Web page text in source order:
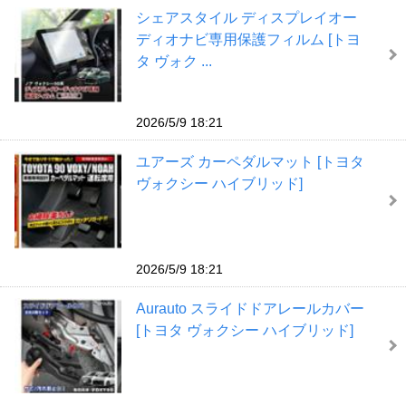
シェアスタイル ディスプレイオー
ディオナビ専用保護フィルム [トヨ
タ ヴォク ...
2026/5/9 18:21
ユアーズ カーペダルマット [トヨタ
ヴォクシー ハイブリッド]
2026/5/9 18:21
Aurauto スライドドアレールカバー
[トヨタ ヴォクシー ハイブリッド]